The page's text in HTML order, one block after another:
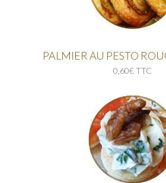
PALMIER AU PESTO
0,60€ TTC